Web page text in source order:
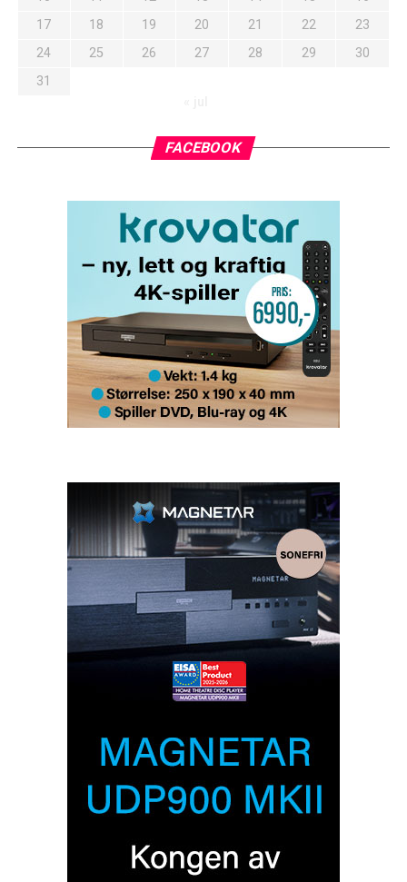
17
18 19 20 21 22
23
24
25 26 27 28 29
30
31
FACEBOOK